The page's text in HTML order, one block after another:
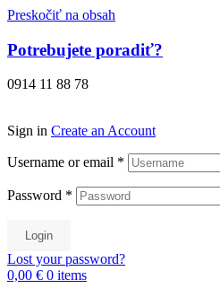
Preskočiť na obsah
Potrebujete poradiť?
0914 11 88 78
Sign in Create an Account
Username or email *
Password *
Login
Lost your password?
0,00 € 0 items